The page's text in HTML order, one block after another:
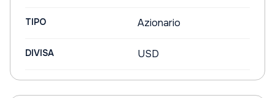
TIPO Azionario
DIVISA USD